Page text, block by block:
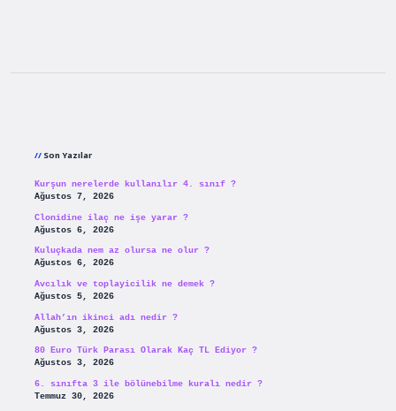
Son Yazılar
Kurşun nerelerde kullanılır 4. sınıf ?
Ağustos 7, 2026
Clonidine ilaç ne işe yarar ?
Ağustos 6, 2026
Kuluçkada nem az olursa ne olur ?
Ağustos 6, 2026
Avcılık ve toplayicilik ne demek ?
Ağustos 5, 2026
Allah’ın ikinci adı nedir ?
Ağustos 3, 2026
80 Euro Türk Parası Olarak Kaç TL Ediyor ?
Ağustos 3, 2026
6. sınıfta 3 ile bölünebilme kuralı nedir ?
Temmuz 30, 2026